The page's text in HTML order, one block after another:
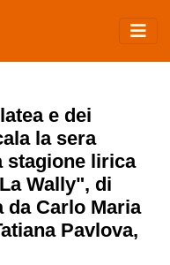
e dei
la sera
stagione lirica
Wally", di
da Carlo Maria
Pavlova,